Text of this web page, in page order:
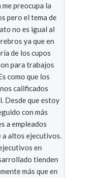
me preocupa la
pero el tema de
no es igual al
ya que en
de los cupos
para trabajos
calificados
con más
a empleados
a altos ejecutivos.
en
tienden
más que en